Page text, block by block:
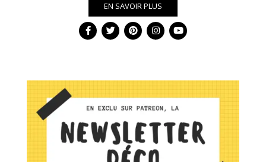
EN SAVOIR PLUS